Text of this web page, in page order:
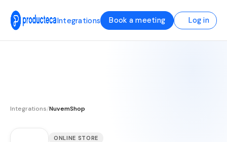
Integrations Book a meeting Log in
Integrations/NuvemShop
ONLINE STORE